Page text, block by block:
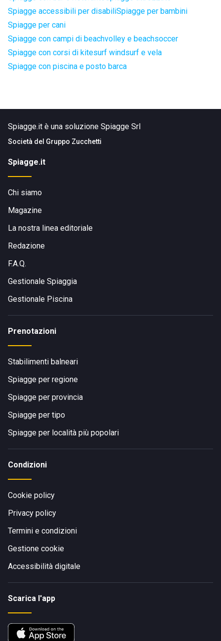
Spiagge accessibili per disabiliSpiagge per bambini
Spiagge per cani
Spiagge con campi di beachvolley e beachsoccer
Spiagge con corsi di kitesurf windsurf e vela
Spiagge con piscina e posto barca
Spiagge.it è una soluzione Spiagge Srl
Società del Gruppo Zucchetti
Spiagge.it
Chi siamo
Magazine
La nostra linea editoriale
Redazione
F.A.Q.
Gestionale Spiaggia
Gestionale Piscina
Prenotazioni
Stabilimenti balneari
Spiagge per regione
Spiagge per provincia
Spiagge per tipo
Spiagge per località più popolari
Condizioni
Cookie policy
Privacy policy
Termini e condizioni
Gestione cookie
Accessibilità digitale
Scarica l'app